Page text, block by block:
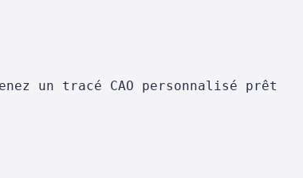
un tracé CAO personnalisé prêt